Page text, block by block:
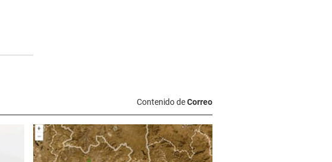
Contenido deCorreo